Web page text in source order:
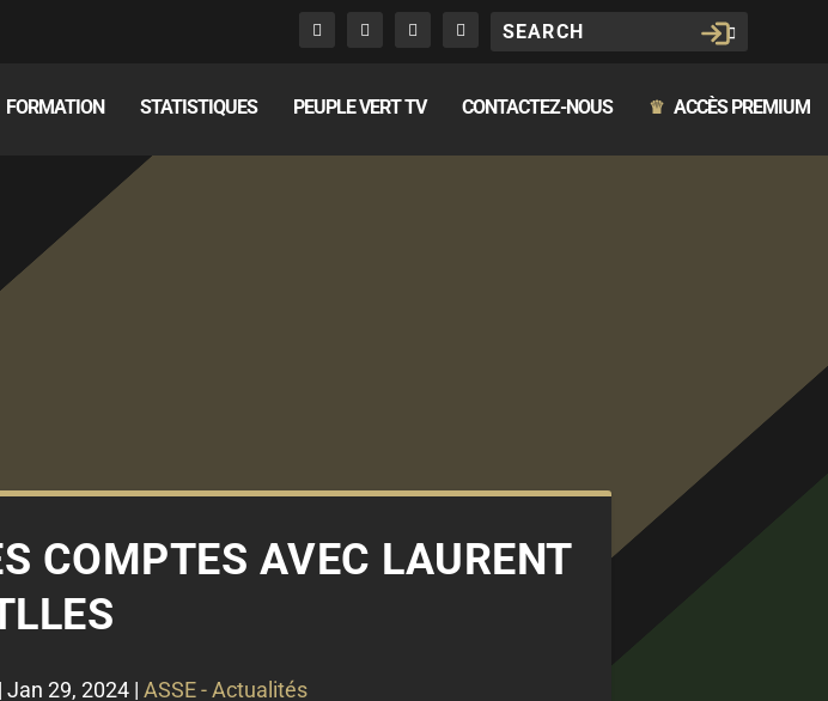
FORMATION STATISTIQUES PEUPLE VERT TV CONTACTEZ-NOUS ♛ ACCÈS PREMIUM
COMPTES AVEC LAURENT
Jan 29, 2024| ASSE - Actualités